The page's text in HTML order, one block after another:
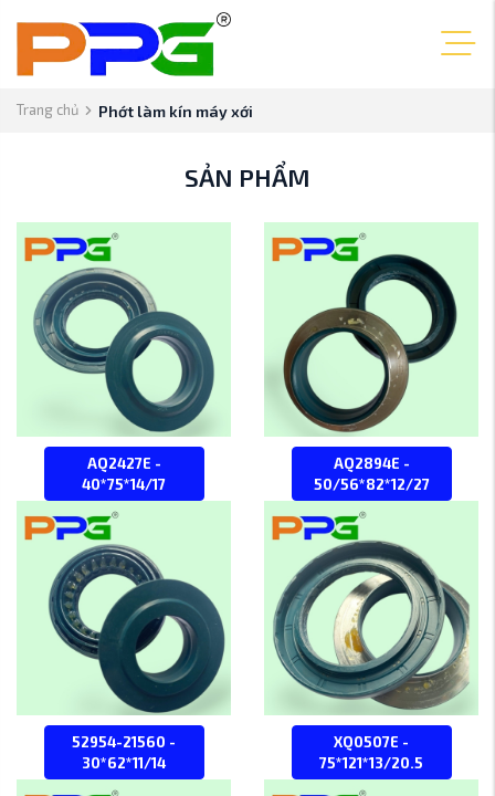
Trang chủ Phớt làm kín máy xới
SẢN PHẨM
AQ2427E -
40*75*14/17
AQ2894E -
50/56*82*12/27
52954-21560 -
30*62*11/14
XQ0507E -
75*121*13/20.5